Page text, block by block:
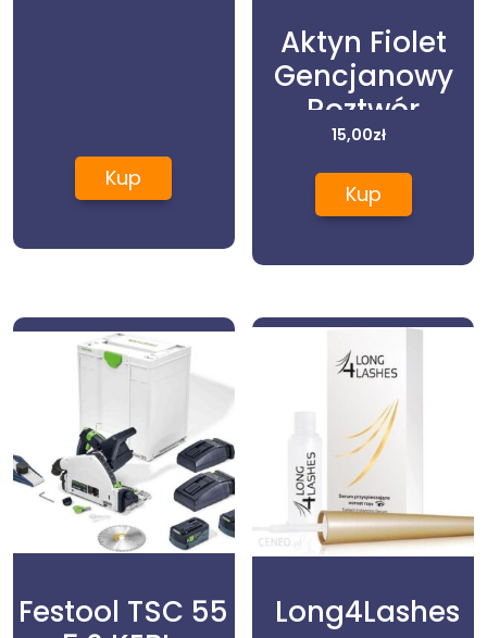
Kup
Aktyn Fiolet
Gencjanowy
Roztwór
Wodny
Pyoctanina 2%
10Ml
15,00zł
Kup
Festool TSC 55
Long4Lashes